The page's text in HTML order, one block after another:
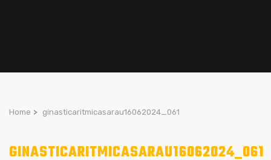
Home > ginasticaritmicasarau16062024_061
GINASTICARITMICASARAU16062024_061